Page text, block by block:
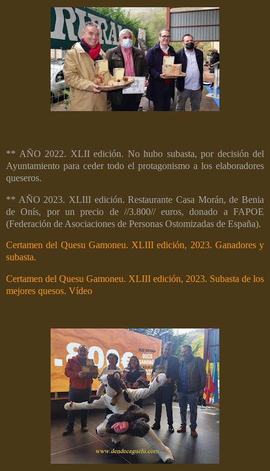
** AÑO 2022. XLII edición. No hubo subasta, por decisión del
Ayuntamiento para ceder todo el protagonismo a los elaboradores
queseros.
** AÑO 2023. XLIII edición. Restaurante Casa Morán, de Benia
de Onís, por un precio de //3.800// euros, donado a FAPOE
(Federación de Asociaciones de Personas Ostomizadas de España).
Certamen del Quesu Gamoneu. XLIII edición, 2023. Ganadores y
subasta.
Certamen del Quesu Gamoneu. XLIII edición, 2023. Subasta de los
mejores quesos. Vídeo